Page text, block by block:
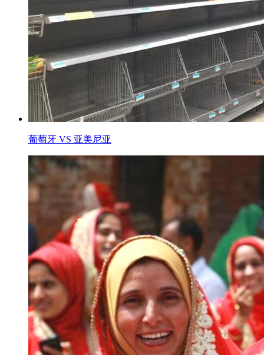
葡萄牙 VS 亚美尼亚